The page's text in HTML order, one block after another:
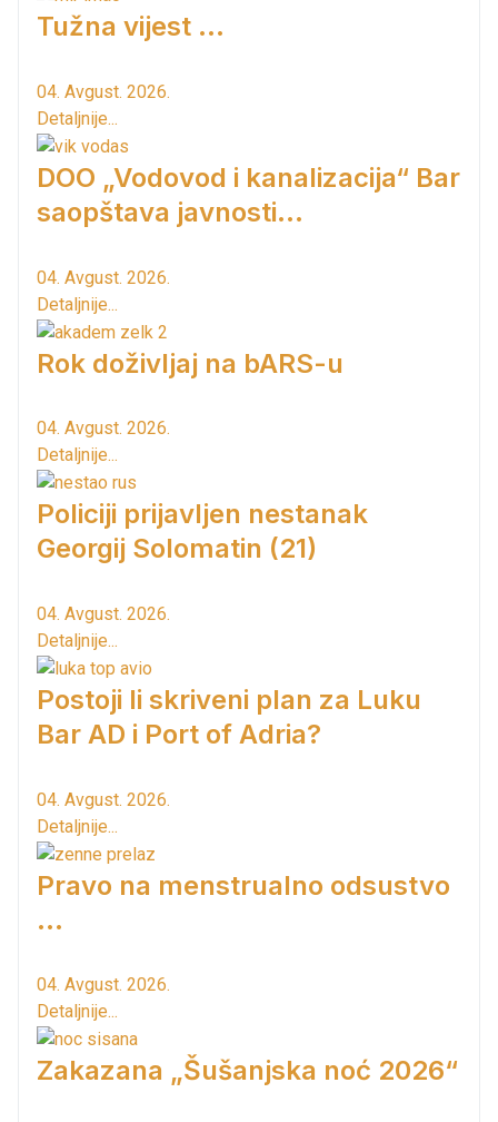
Tužna vijest ...
04. Avgust. 2026.
Detaljnije...
DOO „Vodovod i kanalizacija“ Bar
saopštava javnosti...
04. Avgust. 2026.
Detaljnije...
Rok doživljaj na bARS-u
04. Avgust. 2026.
Detaljnije...
Policiji prijavljen nestanak
Georgij Solomatin (21)
04. Avgust. 2026.
Detaljnije...
Postoji li skriveni plan za Luku
Bar AD i Port of Adria?
04. Avgust. 2026.
Detaljnije...
Pravo na menstrualno odsustvo
...
04. Avgust. 2026.
Detaljnije...
Zakazana „Šušanjska noć 2026“